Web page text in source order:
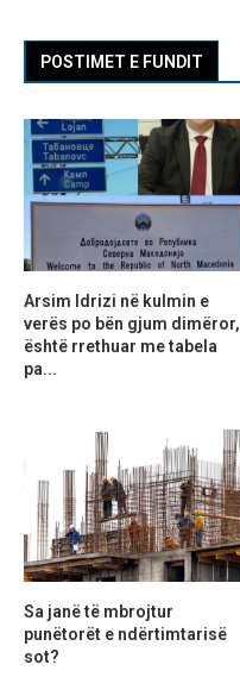
POSTIMET E FUNDIT
Arsim Idrizi në kulmin e
verës po bën gjum dimëror,
është rrethuar me tabela
pa...
Sa janë të mbrojtur
punëtorët e ndërtimtarisë
sot?